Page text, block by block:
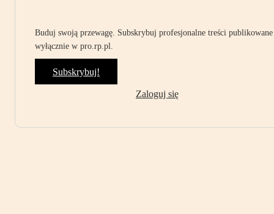
Buduj swoją przewagę. Subskrybuj profesjonalne treści publikowane
wyłącznie w pro.rp.pl.
Subskrybuj!
Zaloguj się